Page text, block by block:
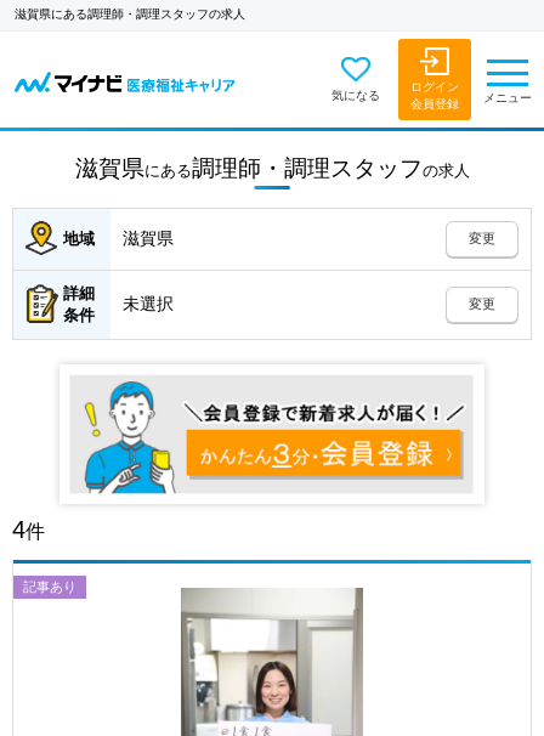
滋賀県にある調理師・調理スタッフの求人
気になる
ログイン
会員登録
メニュー
滋賀県にある調理師・調理スタッフの求人
地域 滋賀県 変更
詳細
条件
未選択 変更
4件
記事あり